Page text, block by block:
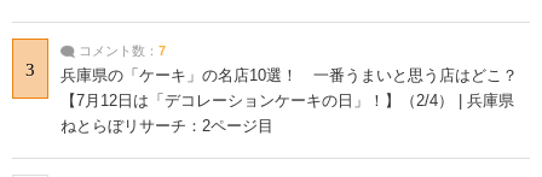
3
コメント数： 7
兵庫県の「ケーキ」の名店10選！ 一番うまいと思う店はどこ？
【7月12日は「デコレーションケーキの日」！】（2/4） | 兵庫県
ねとらぼリサーチ：2ページ目